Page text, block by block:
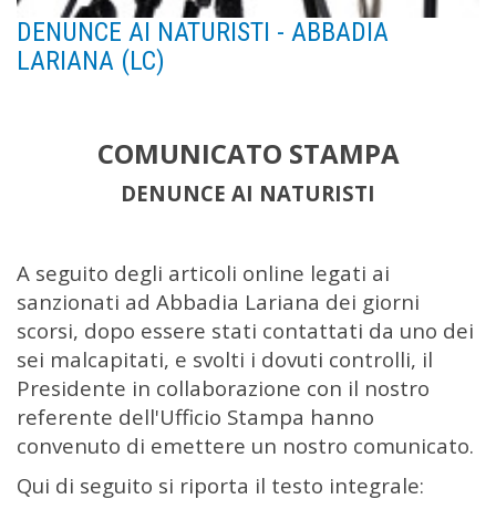
DENUNCE AI NATURISTI - ABBADIA
LARIANA (LC)
COMUNICATO STAMPA
DENUNCE AI NATURISTI
A seguito degli articoli online legati ai
sanzionati ad Abbadia Lariana dei giorni
scorsi, dopo essere stati contattati da uno dei
sei malcapitati, e svolti i dovuti controlli, il
Presidente in collaborazione con il nostro
referente dell'Ufficio Stampa hanno
convenuto di emettere un nostro comunicato.
Qui di seguito si riporta il testo integrale: